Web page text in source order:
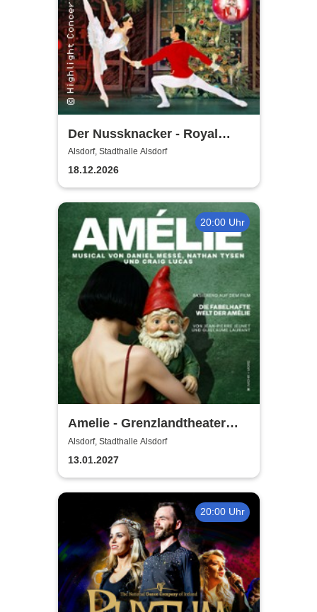
Der Nussknacker - Royal
Classical Ballet
Alsdorf, Stadthalle Alsdorf
18.12.2026
20:00 Uhr
Amelie - Grenzlandtheater
Aachen
Alsdorf, Stadthalle Alsdorf
13.01.2027
20:00 Uhr